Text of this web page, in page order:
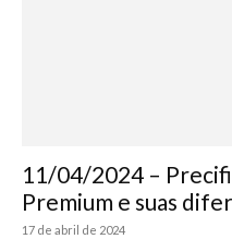
11/04/2024 –
Premium e suas
17 de abril de 2024